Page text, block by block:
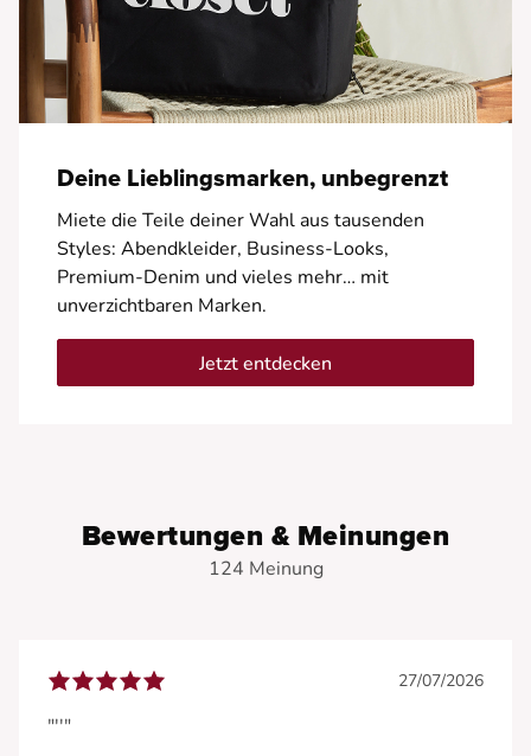
Deine Lieblingsmarken, unbegrenzt
Miete die Teile deiner Wahl aus tausenden
Styles: Abendkleider, Business-Looks,
Premium-Denim und vieles mehr… mit
unverzichtbaren Marken.
Jetzt entdecken
Bewertungen & Meinungen
124 Meinung
27/07/2026
"''"